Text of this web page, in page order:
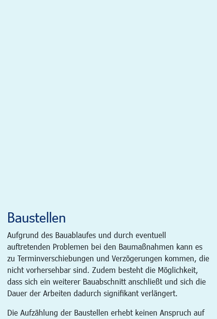
Baustellen
Aufgrund des Bauablaufes und durch eventuell
auftretenden Problemen bei den Baumaßnahmen kann es
zu Terminverschiebungen und Verzögerungen kommen, die
nicht vorhersehbar sind. Zudem besteht die Möglichkeit,
dass sich ein weiterer Bauabschnitt anschließt und sich die
Dauer der Arbeiten dadurch signifikant verlängert.
Die Aufzählung der Baustellen erhebt keinen Anspruch auf